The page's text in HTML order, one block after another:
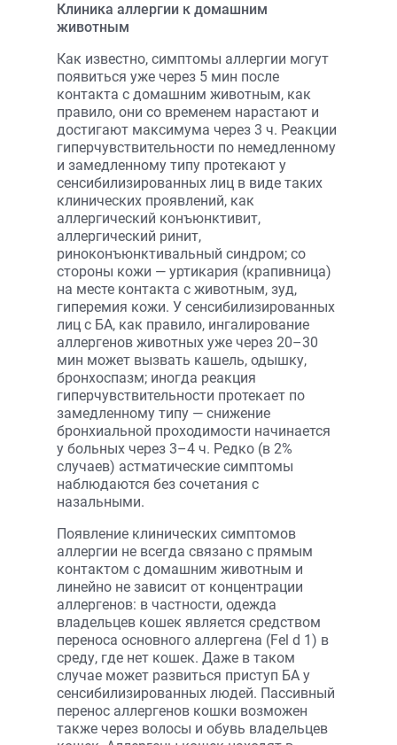
Клиника аллергии к домашним
животным
Как известно, симптомы аллергии могут
появиться уже через 5 мин после
контакта с домашним животным, как
правило, они со временем нарастают и
достигают максимума через 3 ч. Реакции
гиперчувствительности по немедленному
и замедленному типу протекают у
сенсибилизированных лиц в виде таких
клинических проявлений, как
аллергический конъюнктивит,
аллергический ринит,
риноконъюнктивальный синдром; со
стороны кожи — уртикария (крапивница)
на месте контакта с животным, зуд,
гиперемия кожи. У сенсибилизированных
лиц с БА, как правило, ингалирование
аллергенов животных уже через 20–30
мин может вызвать кашель, одышку,
бронхоспазм; иногда реакция
гиперчувствительности протекает по
замедленному типу — снижение
бронхиальной проходимости начинается
у больных через 3–4 ч. Редко (в 2%
случаев) астматические симптомы
наблюдаются без сочетания с
назальными.
Появление клинических симптомов
аллергии не всегда связано с прямым
контактом с домашним животным и
линейно не зависит от концентрации
аллергенов: в частности, одежда
владельцев кошек является средством
переноса основного аллергена (Fel d 1) в
среду, где нет кошек. Даже в таком
случае может развиться приступ БА у
сенсибилизированных людей. Пассивный
перенос аллергенов кошки возможен
также через волосы и обувь владельцев